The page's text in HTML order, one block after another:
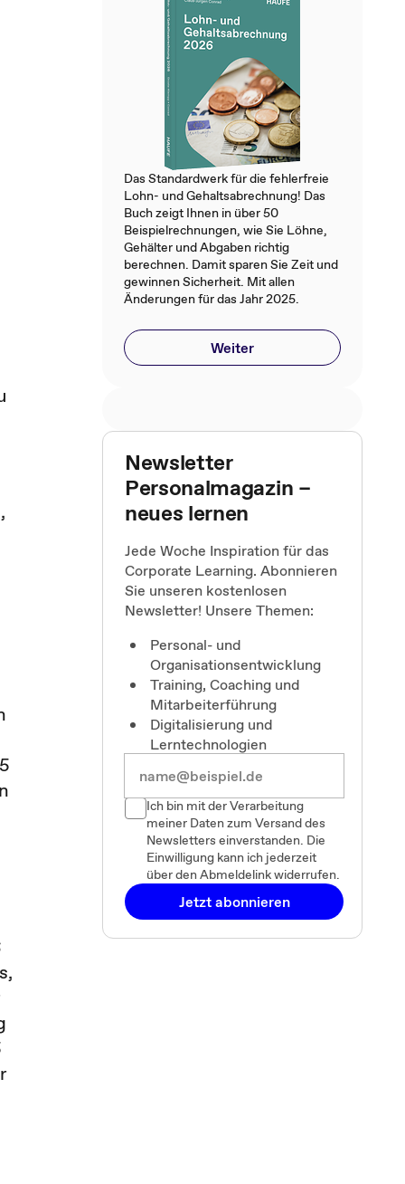
Das Standardwerk für die fehlerfreie
Lohn- und Gehaltsabrechnung! Das
Buch zeigt Ihnen in über 50
Beispielrechnungen, wie Sie Löhne,
Gehälter und Abgaben richtig
berechnen. Damit sparen Sie Zeit und
gewinnen Sicherheit. Mit allen
Änderungen für das Jahr 2025.
Weiter
Newsletter
Personalmagazin –
neues lernen
Jede Woche Inspiration für das
Corporate Learning. Abonnieren
Sie unseren kostenlosen
Newsletter! Unsere Themen:
Personal- und
Organisationsentwicklung
Training, Coaching und
Mitarbeiterführung
Digitalisierung und
Lerntechnologien
Ich bin mit der Verarbeitung
meiner Daten zum Versand des
Newsletters einverstanden. Die
Einwilligung kann ich jederzeit
über den Abmeldelink widerrufen.
Jetzt abonnieren